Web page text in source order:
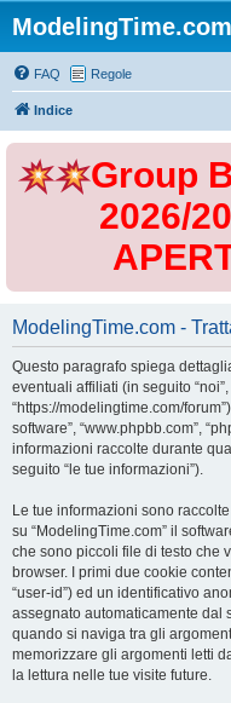
ModelingTime.com
FAQ Regole
Indice
Group
2026/
ModelingTime.com -
Questo paragrafo spiega
eventuali affiliati (in seguito
“https://modelingtime.com/
software”, “www.phpbb.com”,
informazioni raccolte durante
seguito “le tue informazioni”).
Le tue informazioni sono
su “ModelingTime.com” il
che sono piccoli file di testo che
browser. I primi due cookie
“user-id”) ed un identificativo
assegnato automaticamente dal
quando si naviga tra gli
memorizzare gli argomenti letti
la lettura nelle tue visite future.